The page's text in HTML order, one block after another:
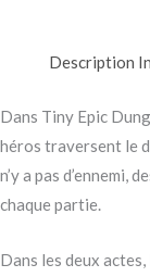
Description
Dans Tiny Epic
héros traversent le
n’y a pas
chaque partie.
Dans les deux